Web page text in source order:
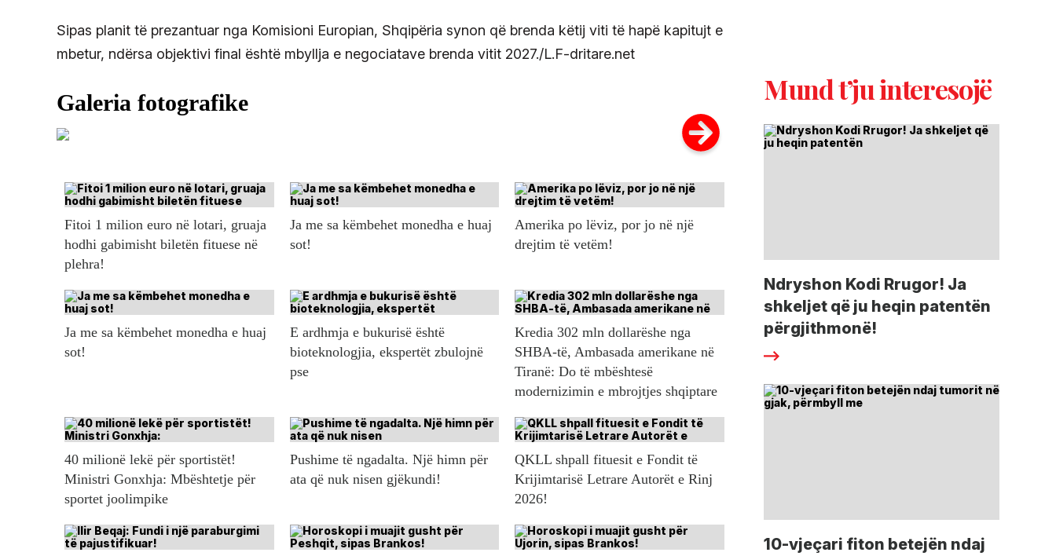
Sipas planit të prezantuar nga Komisioni Europian, Shqipëria synon që brenda këtij viti të hapë kapitujt e
mbetur, ndërsa objektivi final është mbyllja e negociatave brenda vitit 2027./L.F-dritare.net
Fitoi 1 milion euro në lotari, gruaja
hodhi gabimisht biletën fituese në
plehra!
Ja me sa këmbehet monedha e huaj
sot!
Amerika po lëviz, por jo në një
drejtim të vetëm!
Ja me sa këmbehet monedha e huaj
sot!
E ardhmja e bukurisë është
bioteknologjia, ekspertët zbulojnë
pse
Kredia 302 mln dollarëshe nga
SHBA-të, Ambasada amerikane në
Tiranë: Do të mbështesë
modernizimin e mbrojtjes shqiptare
40 milionë lekë për sportistët!
Ministri Gonxhja: Mbështetje për
sportet joolimpike
Pushime të ngadalta. Një himn për
ata që nuk nisen gjëkundi!
QKLL shpall fituesit e Fondit të
Krijimtarisë Letrare Autorët e Rinj
2026!
Mund t’ju interesojë
Ndryshon Kodi Rrugor! Ja
shkeljet që ju heqin patentën
përgjithmonë!
10-vjeçari fiton betejën ndaj